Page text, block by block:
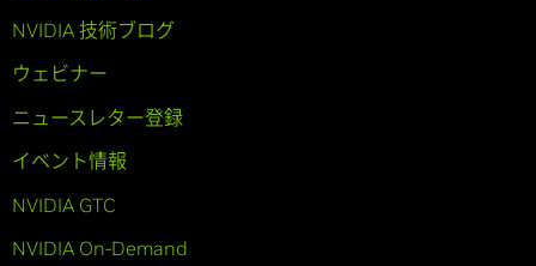
NVIDIA 技術ブログ
ウェビナー
ニュースレター登録
イベント情報
NVIDIA GTC
NVIDIA On-Demand